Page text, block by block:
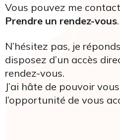
Vous pouvez me
Prendre un rendez-vous.
N’hésitez pas, je
disposez d’un accès
rendez-vous.
J’ai hâte de pouvoir
l’opportunité de vous